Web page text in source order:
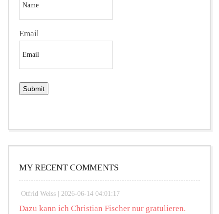
Email
MY RECENT COMMENTS
Otfrid Weiss | 2026-06-14 04:01:17
Dazu kann ich Christian Fischer nur gratulieren.